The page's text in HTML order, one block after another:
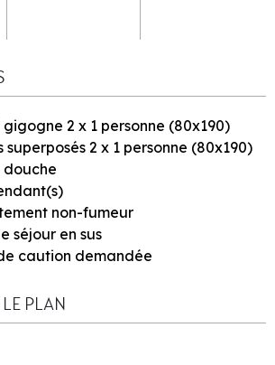
2 x 1 personne (80x190)
superposés 2 x 1 personne (80x190)
douche
non-fumeur
séjour en sus
caution demandée
PLAN